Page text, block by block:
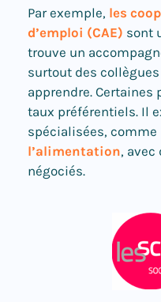
Par exemple, les
d’emploi (CAE) sont
trouve un
surtout des
apprendre. Certaines
taux préférentiels. Il
spécialisées, comme
l’alimentation, avec
négociés.